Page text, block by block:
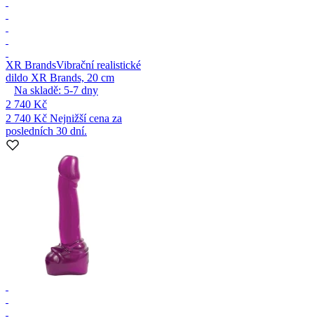
XR BrandsVibrační realistické
dildo XR Brands, 20 cm
Na skladě: 5-7 dny
2 740 Kč
2 740 Kč Nejnižší cena za
posledních 30 dní.